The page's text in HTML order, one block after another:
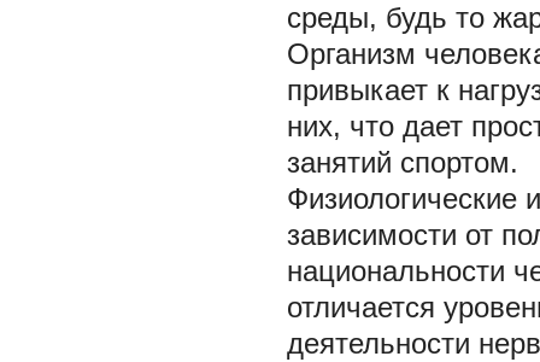
среды, будь то
Организм
привыкает к
них, что дает
занятий спортом.
Физиологические
зависимости от
национальности
отличается
деятельности